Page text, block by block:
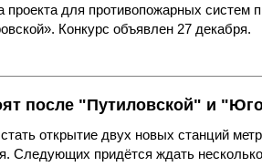
для противопожарных систем
Конкурс объявлен 27 декабря.
после "Путиловской" и
открытие двух новых станций
Следующих придётся ждать